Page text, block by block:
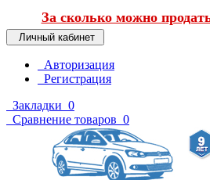
За сколько можно
Личный кабинет
Авторизация
Регистрация
Закладки 0
Сравнение товаров 0